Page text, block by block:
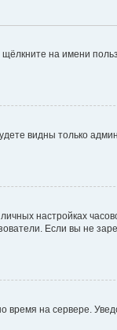
на имени
видны только
настройках
Если вы не
время на сервере.